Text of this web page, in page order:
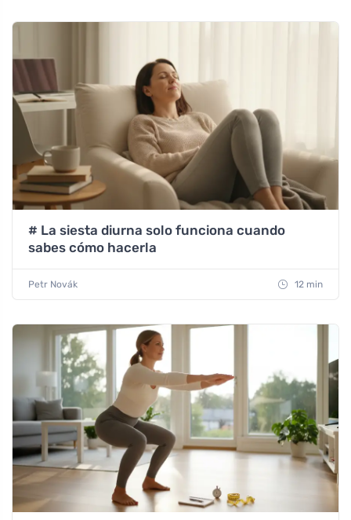
# La siesta diurna solo funciona cuando
sabes cómo hacerla
Petr Novák 12 min